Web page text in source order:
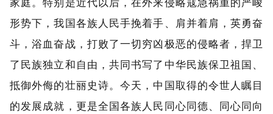
形势下，我国各族人民手挽着手、肩并着肩，英勇奋
斗，浴血奋战，打败了一切穷凶极恶的侵略者，捍卫
了民族独立和自由，共同书写了中华民族保卫祖国、
抵御外侮的壮丽史诗。今天，中国取得的令世人瞩目
的发展成就，更是全国各族人民同心同德、同心同向